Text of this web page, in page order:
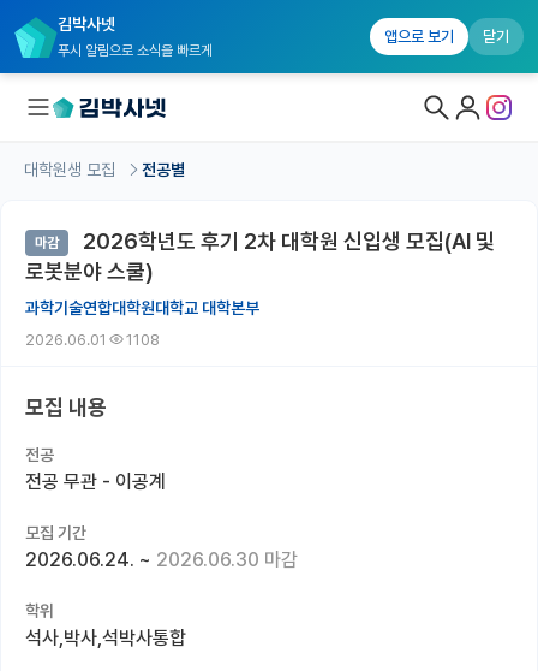
김박사넷
푸시 알림으로 소식을 빠르게
앱으로 보기 닫기
대학원생 모집 홈
기관별 모집 정보
연구실별 모집 정보
전공별 모집 정보
국내대학원 정보
연구실&오픈랩
커리어
대학원생 모집 전공별
마감
2026학년도 후기 2차 대학원 신입생 모집(AI 및
로봇분야 스쿨)
과학기술연합대학원대학교 대학본부
2026.06.01 1108
모집 내용
전공
전공 무관 - 이공계
모집 기간
2026.06.24. ~ 2026.06.30 마감
학위
석사,박사,석박사통합